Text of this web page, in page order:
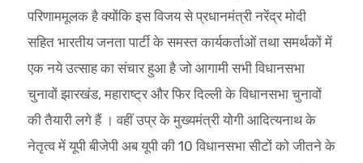
परिणाममूलक है क्योंकि इस विजय से प्रधानमंत्री नरेंद्र मोदी
सहित भारतीय जनता पार्टी के समस्त कार्यकर्ताओं तथा समर्थकों में
एक नये उत्साह का संचार हुआ है जो आगामी सभी विधानसभा
चुनावों झारखंड, महाराष्ट्र और फिर दिल्ली के विधानसभा चुनावों
की तैयारी लगे हैं । वहीं उप्र के मुख्यमंत्री योगी आदित्यनाथ के
नेतृत्व में यूपी बीजेपी अब यूपी की 10 विधानसभा सीटों को जीतने के